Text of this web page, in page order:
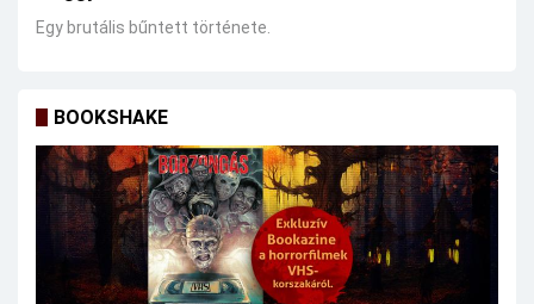
Egy brutális bűntett története.
BOOKSHAKE